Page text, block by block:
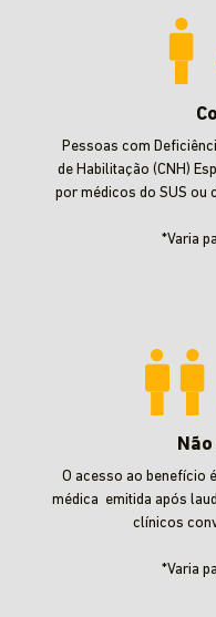
Pessoas com
de Habilitação (CNH)
por médicos do SUS ou
*Varia
O acesso ao benefício
médica emitida após
clínicos
*Varia